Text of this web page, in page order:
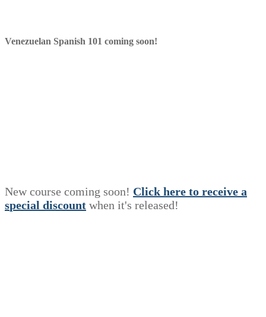
Venezuelan Spanish 101 coming soon!
New course coming soon! Click here to receive a
special discount when it's released!